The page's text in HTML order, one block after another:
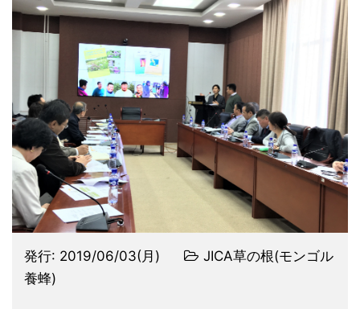
発行: 2019/06/03(月)
JICA草の根(モンゴル
養蜂)